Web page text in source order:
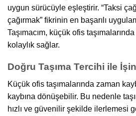
uygun sürücüyle eşleştirir. “Taksi
çağırmak” fikrinin en başarılı
Taşımacım, küçük ofis
kolaylık sağlar.
Doğru Taşıma Tercihi ile
Küçük ofis taşımalarında zaman
kaybına dönüşebilir. Bu nedenle
hızlı ve güvenilir şekilde ilerlemesi